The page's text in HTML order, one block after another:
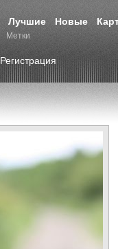
Лучшие Новые
Метки
Регистрация